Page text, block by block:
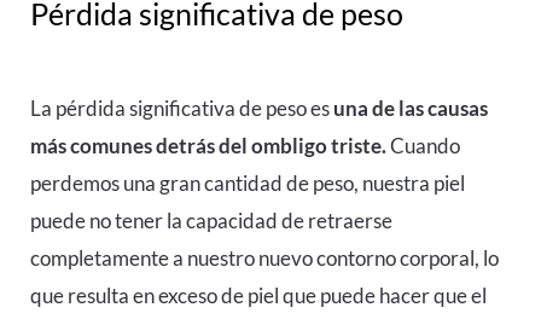
Pérdida significativa de peso
La pérdida significativa de peso esuna de las causas
más comunes detrás del ombligo triste.Cuando
perdemos una gran cantidad de peso, nuestra piel
puede no tener la capacidad de retraerse
completamente a nuestro nuevo contorno corporal, lo
que resulta en exceso de piel que puede hacer que el